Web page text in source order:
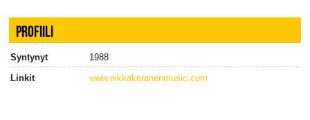
PROFIILI
Syntynyt
1988
Linkit
www.riikkakeranenmusic.com